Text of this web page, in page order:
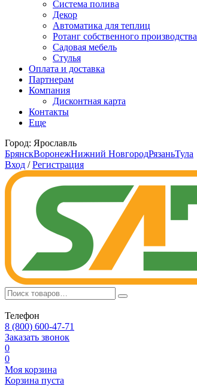
Система полива
Декор
Автоматика для теплиц
Ротанг собственного производства
Садовая мебель
Стулья
Оплата и доставка
Партнерам
Компания
Дисконтная карта
Контакты
Еще
Город: Ярославль
БрянскВоронежНижний НовгородРязаньТула
Вход / Регистрация
Телефон
8 (800) 600-47-71
Заказать звонок
0
0
Моя корзина
Корзина пуста